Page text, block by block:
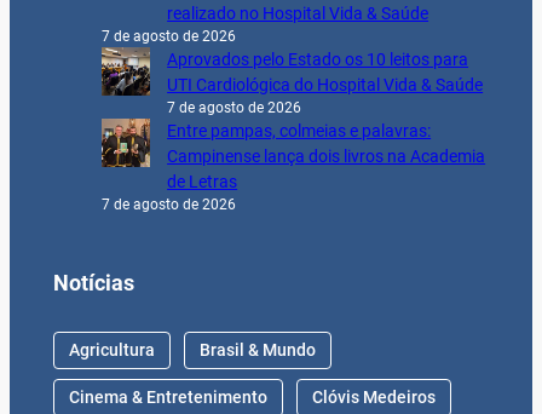
realizado no Hospital Vida & Saúde
7 de agosto de 2026
Aprovados pelo Estado os 10 leitos para
UTI Cardiológica do Hospital Vida & Saúde
7 de agosto de 2026
Entre pampas, colmeias e palavras:
Campinense lança dois livros na Academia
de Letras
7 de agosto de 2026
Notícias
Agricultura Brasil & Mundo
Cinema & Entretenimento Clóvis Medeiros